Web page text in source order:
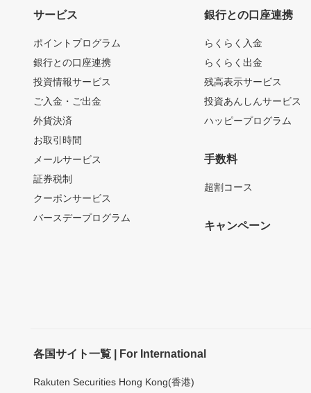
サービス
ポイントプログラム
銀行との口座連携
投資情報サービス
ご入金・ご出金
外貨決済
お取引時間
メールサービス
証券税制
クーポンサービス
バースデープログラム
銀行との口座連携
らくらく入金
らくらく出金
残高表示サービス
投資あんしんサービス
ハッピープログラム
手数料
超割コース
キャンペーン
各国サイト一覧 | For International
Rakuten Securities Hong Kong(香港)